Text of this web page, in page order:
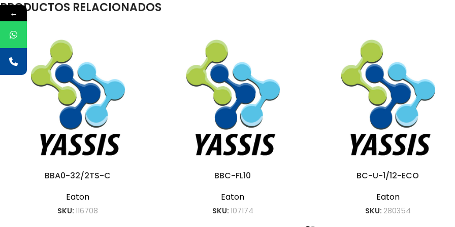
PRODUCTOS RELACIONADOS
BBA0-32/2TS-C
Eaton
SKU: 116708
BBC-FL10
Eaton
SKU: 107174
BC-U-1/12-ECO
Eaton
SKU: 280354
←